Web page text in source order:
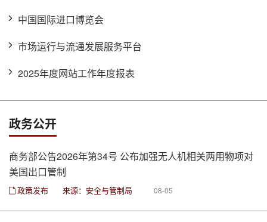
中国国际进口博览会
市场运行与流通发展服务平台
2025年度网站工作年度报表
政务公开
商务部公告2026年第34号 公布加强无人机相关两用物项对
美国出口管制
政策发布 来源：安全与管制局 08-05